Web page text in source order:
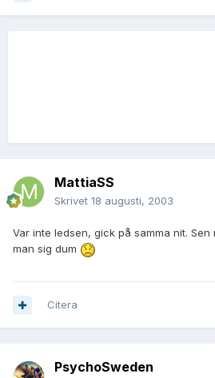
MattiaSS
Skrivet 18 augusti, 2003
Var inte ledsen, gick på samma nit.
man sig dum
Citera
PsychoSweden